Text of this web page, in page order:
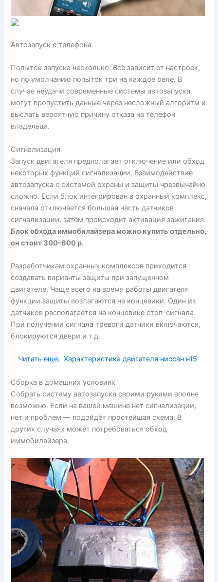
Автозапуск с телефона
Попыток запуска несколько. Всё зависит от настроек,
но по умолчанию попыток три на каждое реле. В
случае неудачи современные системы автозапуска
могут пропустить данные через несложный алгоритм и
выслать вероятную причину отказа на телефон
владельца.
Сигнализация
Запуск двигателя предполагает отключение или обход
некоторых функций сигнализации. Взаимодействие
автозапуска с системой охраны и защиты чрезвычайно
сложно. Если блок интегрирован в охранный комплекс,
сначала отключается большая часть датчиков
сигнализации, затем происходит активация зажигания.
Блок обхода иммобилайзера можно купить отдельно,
он стоит 300–600 р.
Разработчикам охранных комплексов приходится
создавать варианты защиты при запущенном
двигателе. Чаще всего на время работы двигателя
функции защиты возлагаются на концевики. Один из
датчиков располагается на концевике стоп-сигнала.
При получении сигнала тревоги датчики включаются,
блокируются двери и т.д.
Читать еще: Характеристика двигателя ниссан н15
Сборка в домашних условиях
Собрать систему автозапуска своими руками вполне
возможно. Если на вашей машине нет сигнализации,
нет и проблем — подойдёт простейшая схема. В
других случаях может потребоваться обход
иммобилайзера.